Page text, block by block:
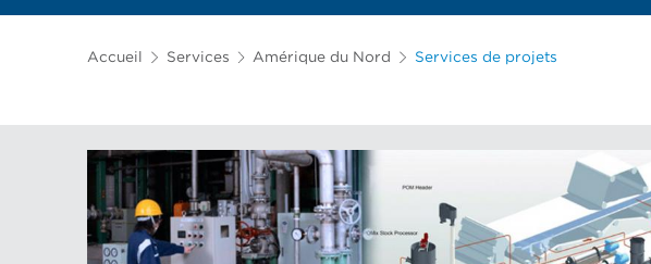
Accueil Services Amérique du Nord Services de projets